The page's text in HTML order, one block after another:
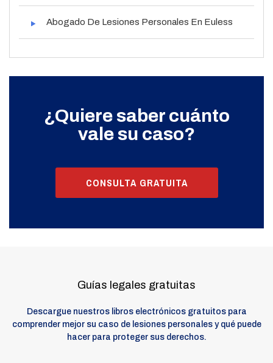
Abogado De Lesiones Personales En Euless
¿Quiere saber cuánto
vale su caso?
CONSULTA GRATUITA
Guías legales gratuitas
Descargue nuestros libros electrónicos gratuitos para
comprender mejor su caso de lesiones personales y qué puede
hacer para proteger sus derechos.